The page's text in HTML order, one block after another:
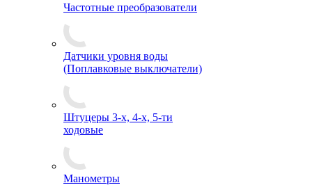
Частотные преобразователи
Датчики уровня воды
(Поплавковые выключатели)
Штуцеры 3-х, 4-х, 5-ти
ходовые
Манометры